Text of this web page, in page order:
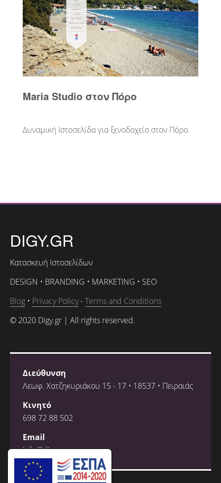
Maria Studio στον Πόρο
Δυναμική Ιστοσελίδα για ξενοδοχείο στον Πόρο.
DIGY.GR
Κατασκευή Ιστοσελίδων
DESIGN • BRANDING • MARKETING • SEO
Blog • Privacy Policy • Terms and Conditions
© 2020 Digy.gr | All rights reserved.
Διεύθυνση
Λεωφ. Χατζηκυριάκου 15 - 17 • 18537 • Πειραιάς
Κινητό
698 72 88 502
Email
info@digy.gr